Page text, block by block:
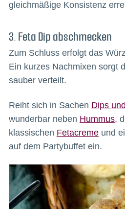
gleichmäßige Konsistenz
3. Feta Dip abschmecken
Zum Schluss erfolgt das
Ein kurzes Nachmixen sorgt
sauber verteilt.
Reiht sich in Sachen Dips
wunderbar neben Hummus,
klassischen Fetacremeund
auf dem Partybuffet ein.